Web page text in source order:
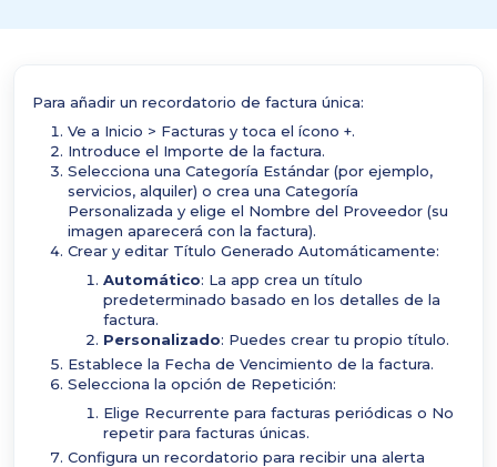
Para añadir un recordatorio de factura única:
Ve a Inicio > Facturas y toca el ícono +.
Introduce el Importe de la factura.
Selecciona una Categoría Estándar (por ejemplo,
servicios, alquiler) o crea una Categoría
Personalizada y elige el Nombre del Proveedor (su
imagen aparecerá con la factura).
Crear y editar Título Generado Automáticamente:
Automático: La app crea un título
predeterminado basado en los detalles de la
factura.
Personalizado: Puedes crear tu propio título.
Establece la Fecha de Vencimiento de la factura.
Selecciona la opción de Repetición:
Elige Recurrente para facturas periódicas o No
repetir para facturas únicas.
Configura un recordatorio para recibir una alerta